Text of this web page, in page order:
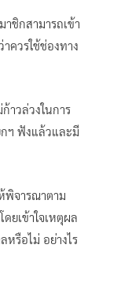
ชิกสามารถเข้า
ควรใช้ช่องทาง
าวล่วงในการ
ฯ ฟังแล้วและมี
พิจารณาตาม
ยเข้าใจเหตุผล
รือไม่ อย่างไร